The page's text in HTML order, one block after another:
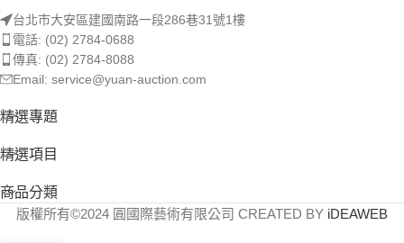
台北市大安區建國南路一段286巷31號1樓
電話: (02) 2784-0688
傳真: (02) 2784-8088
Email: service@yuan-auction.com
精選專題
精選項目
商品分類
版權所有©2024 圓國際藝術有限公司 CREATED BY iDEAWEB